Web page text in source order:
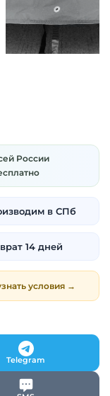
России
в СПб
14 дней
условия →
Telegram